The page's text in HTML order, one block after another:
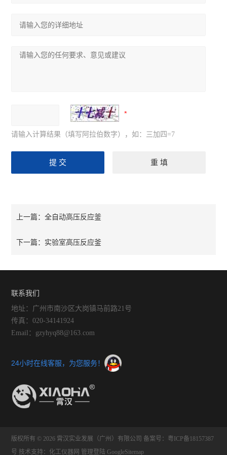
请输入计算结果（填写阿拉伯数字），如：三加四=7
上一篇：全自动高压反应釜
下一篇： 实验室高压反应釜
联系我们
地址：广州市南沙区大岗镇马前路21号
传真：020-34141924
Email：gzyhyq88@163.com
24小时在线客服，为您服务！
版权所有 © 2026 霄汉实业发展（广州）有限公司 备案号：粤ICP备18157387
号 技术支持： 化工仪器网 管理登陆 GoogleSitemap